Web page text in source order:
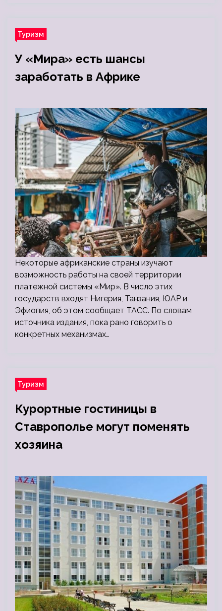
Туризм
У «Мира» есть шансы
заработать в Африке
Некоторые африканские страны изучают
возможность работы на своей территории
платежной системы «Мир». В число этих
государств входят Нигерия, Танзания, ЮАР и
Эфиопия, об этом сообщает ТАСС. По словам
источника издания, пока рано говорить о
конкретных механизмах…
Туризм
Курортные гостиницы в
Ставрополье могут поменять
хозяина